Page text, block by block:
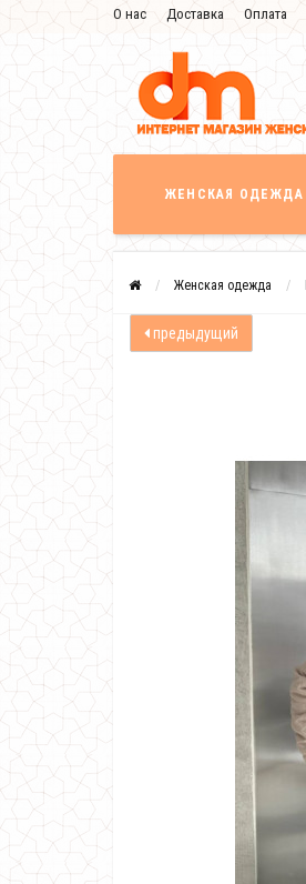
О нас Доставка Оплата
ЖЕНСКАЯ ОДЕЖДА
Женская одежда
предыдущий